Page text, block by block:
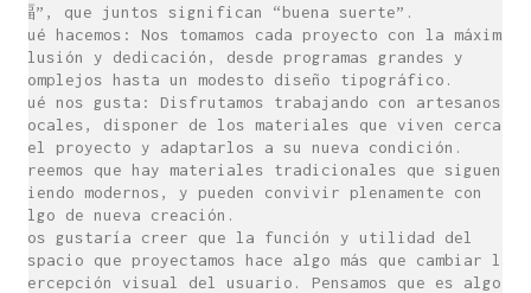
福”, que juntos significan “buena suerte”.
Qué hacemos: Nos tomamos cada proyecto con la máxima
ilusión y dedicación, desde programas grandes y
complejos hasta un modesto diseño tipográfico.
Qué nos gusta: Disfrutamos trabajando con artesanos
locales, disponer de los materiales que viven cerca
del proyecto y adaptarlos a su nueva condición.
Creemos que hay materiales tradicionales que siguen
siendo modernos, y pueden convivir plenamente con
algo de nueva creación.
Nos gustaría creer que la función y utilidad del
espacio que proyectamos hace algo más que cambiar la
percepción visual del usuario. Pensamos que es algo